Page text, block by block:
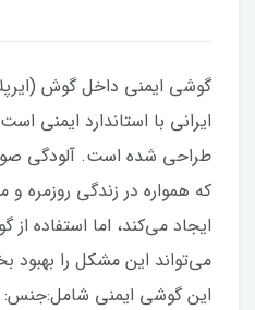
گوشی ایمنی داخل گوش
ایرانی با استاندارد ایمنی
طراحی شده است. آلودگی
که همواره در زندگی روزمره
ایجاد می‌کند، اما استفاده
می‌تواند این مشکل را
این گوشی ایمنی شامل:جنس: